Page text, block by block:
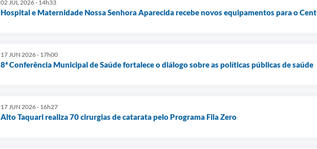
02 JUL 2026 - 14h33
Hospital e Maternidade Nossa Senhora Aparecida recebe novos equipamentos para o
17 JUN 2026 - 17h00
8ª Conferência Municipal de Saúde fortalece o diálogo sobre as políticas públicas de saúde
17 JUN 2026 - 16h27
Alto Taquari realiza 70 cirurgias de catarata pelo Programa Fila Zero